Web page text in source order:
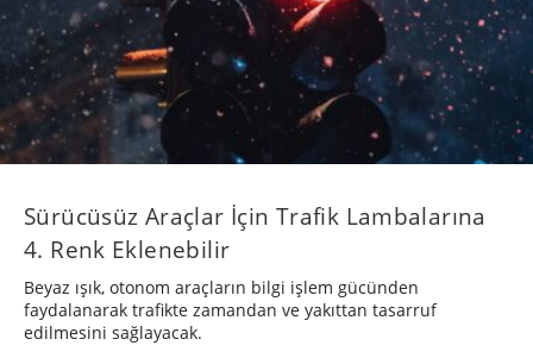
Sürücüsüz Araçlar İçin Trafik Lambalarına
4. Renk Eklenebilir
Beyaz ışık, otonom araçların bilgi işlem gücünden
faydalanarak trafikte zamandan ve yakıttan tasarruf
edilmesini sağlayacak.